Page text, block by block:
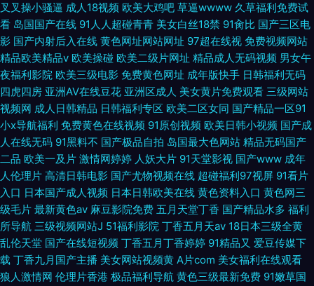
叉叉操小骚逼 成人18视频 欧美大鸡吧 草逼wwww 久草福利免费试
看 岛国国产在线 91人人超碰青青 美女白丝18禁 91肏比 国产三区电
影 国产内射后入在线 黄色网址网站网址 97超在线视 免费视频网站
精品欧美精品v 欧美操碰 欧美二级片网址 精品成人无码视频 男女午
夜福利影院 欧美三级电影 免费黄色网址 成年版快手 日韩福利无码
四虎四房 亚洲AV在线豆花 亚洲区成人 美女黄片免费观看 三级网站
视频网 成人日韩精品 日韩福利专区 欧美二区女同 国产精品一区91
小x导航福利 免费黄色在线视频 91原创视频 欧美日韩小视频 国产成
人在线无码 91黑料不 国产极品自拍 岛国最大色网站 精品无码国产
二品 欧美一及片 激情网婷婷 人妖大片 91天堂影视 国产www 成年
人伦理片 高清日韩电影 国产尤物视频在线 超碰福利97视屏 91看片
入口 日本国产成人视频 日本日韩欧美在线 黄色资料入口 黄色网三
级毛片 最新黄色av 麻豆影院免费 五月天堂丁香 国产精品水多 福利
所导航 三级视频网站J 51福利影院 丁香五月天av 18日本三级全黄
乱伦天堂 国产在线短视频 丁香五月丁香婷婷 91精品又 爱豆传媒下
载 丁香九月国产主播 美女网站视频黄 A片com 美女福利在线观看
狼人激情网 伦理片香港 极品福利导航 黄色三级最新免费 91嫩草国